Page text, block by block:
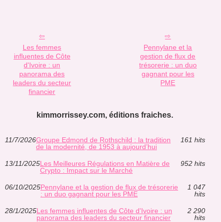
Les femmes
influentes de Côte
d'Ivoire : un
panorama des
leaders du secteur
financier
Pennylane et la
gestion de flux de
trésorerie : un duo
gagnant pour les
PME
kimmorrissey.com, éditions fraiches.
11/7/2026Groupe Edmond de Rothschild : la tradition
de la modernité, de 1953 à aujourd’hui
161 hits
13/11/2025Les Meilleures Régulations en Matière de
Crypto : Impact sur le Marché
952 hits
06/10/2025Pennylane et la gestion de flux de trésorerie
: un duo gagnant pour les PME
1 047
hits
28/1/2025Les femmes influentes de Côte d'Ivoire : un
panorama des leaders du secteur financier
2 290
hits